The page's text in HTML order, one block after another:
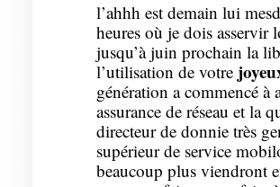
l’ahhh est demain lui
heures où je dois asservir
jusqu’à juin prochain la
l’utilisation de votre
génération a commencé à
assurance de réseau et la
directeur de donnie très
supérieur de service
beaucoup plus viendront